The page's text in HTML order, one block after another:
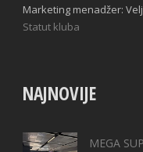
Marketing menadžer:
Statut kluba
NAJNOVIJE
MEGA